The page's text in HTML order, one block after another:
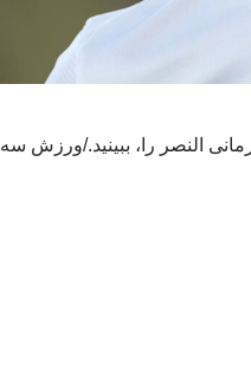
النصر را، ببینید./ورزش سه